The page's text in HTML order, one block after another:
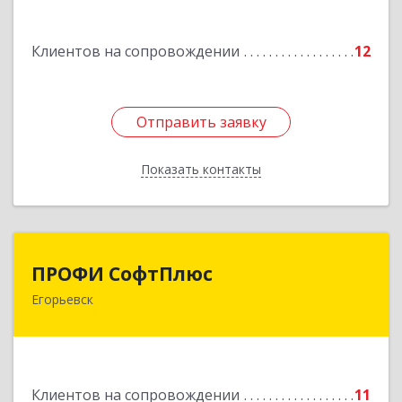
Клиентов на сопровождении 12
Отправить заявку
Показать контакты
Отправить заявку
Назад
ПРОФИ СофтПлюс
Егорьевск
Клиентов на сопровождении 11